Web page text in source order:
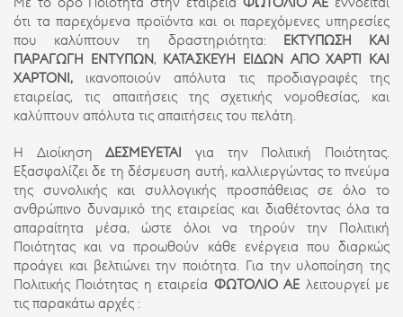
Με το όρο Ποιότητα στην εταιρεία ΦΩΤΟΛΙΟ ΑΕ εννοείται
ότι τα παρεχόμενα προϊόντα και οι παρεχόμενες υπηρεσίες
που καλύπτουν τη δραστηριότητα:
ΕΚΤΥΠΩΣΗ ΚΑΙ
ΠΑΡΑΓΩΓΗ ΕΝΤΥΠΩΝ ,
KΑΤΑΣΚΕΥΗ ΕΙΔΩΝ ΑΠΟ ΧΑΡΤΙ ΚΑΙ
ΧΑΡΤΟΝΙ, ικανοποιούν απόλυτα τις προδιαγραφές της
εταιρείας, τις απαιτήσεις της σχετικής νομοθεσίας, και
καλύπτουν απόλυτα τις απαιτήσεις του πελάτη.
Η ΔιοίκησηΔΕΣΜΕΥΕΤΑΙ
για την Πολιτική Ποιότητας.
Εξασφαλίζει δε τη δέσμευση αυτή, καλλιεργώντας το πνεύμα
της συνολικής και συλλογικής προσπάθειας σε όλο το
ανθρώπινο δυναμικό της εταιρείας και διαθέτοντας όλα τα
απαραίτητα μέσα, ώστε όλοι να τηρούν την Πολιτική
Ποιότητας και να προωθούν κάθε ενέργεια που διαρκώς
προάγει και βελτιώνει την ποιότητα. Για την υλοποίηση της
Πολιτικής Ποιότητας η εταιρεία ΦΩΤΟΛΙΟ ΑΕ λειτουργεί με
τις παρακάτω αρχές :